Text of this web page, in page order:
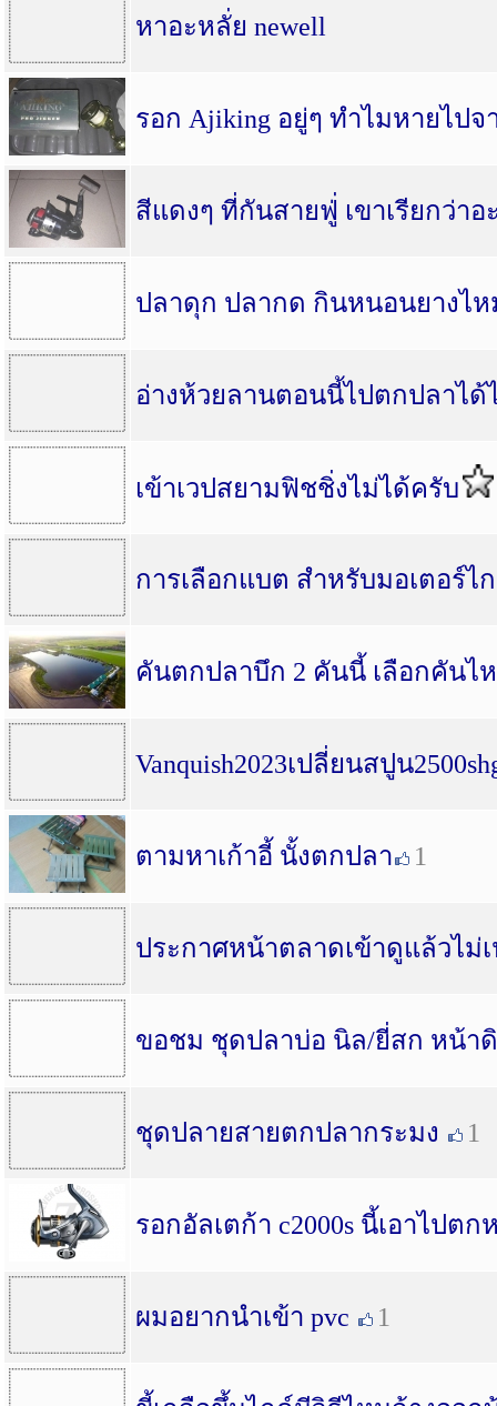
หาอะหลั่ย newell
รอก Ajiking อยู่ๆ ทำไมหายไป
สีแดงๆ ที่กันสายฟู่่ เขาเรียกว่าอ
ปลาดุก ปลากด กินหนอนยางไ
อ่างห้วยลานตอนนี้ไปตกปลาไ
เข้าเวปสยามฟิชชิ่งไม่ได้ครับ
การเลือกแบต สำหรับมอเตอร์
คันตกปลาบึก 2 คันนี้ เลือกคันไ
Vanquish2023เปลี่ยนสปูน
ตามหาเก้าอี้ นั้งตกปลา 1
ประกาศหน้าตลาดเข้าดูแล้วไม่
ขอชม ชุดปลาบ่อ นิล/ยี่สก หน้า
ชุดปลายสายตกปลากระมง 1
รอกอัลเตก้า c2000s นี้เอาไปต
ผมอยากนำเข้า pvc 1